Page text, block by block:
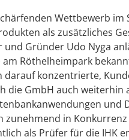
Wettbewerb
als zusätzliches
Gründer Udo Nyga
Röthelheimpark
konzentrierte,
die GmbH auch weiterhin
und
in
als Prüfer für die IHK